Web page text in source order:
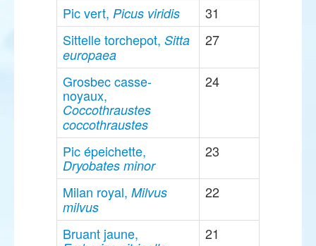
Pic vert, Picus viridis
31
Sittelle torchepot, Sitta
europaea
27
Grosbec casse-
noyaux,
Coccothraustes
coccothraustes
24
Pic épeichette,
Dryobates minor
23
Milan royal, Milvus
milvus
22
Bruant jaune, 21